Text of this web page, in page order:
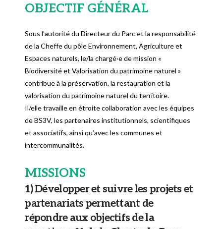
OBJECTIF GÉNÉRAL
Sous l’autorité du Directeur du Parc et la responsabilité
de la Cheffe du pôle Environnement, Agriculture et
Espaces naturels, le/la chargé·e de mission «
Biodiversité et Valorisation du patrimoine naturel »
contribue à la préservation, la restauration et la
valorisation du patrimoine naturel du territoire.
Il/elle travaille en étroite collaboration avec les équipes
de BS3V, les partenaires institutionnels, scientifiques
et associatifs, ainsi qu’avec les communes et
intercommunalités.
MISSIONS
1) Développer et suivre les projets et
partenariats permettant de
répondre aux objectifs de la